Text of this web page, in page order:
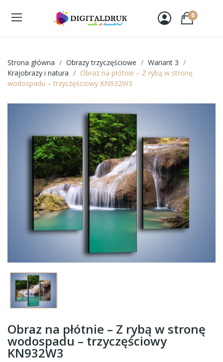
0
Strona główna Obrazy trzyczęściowe
Wariant 3
Krajobrazy i natura
Obraz na płótnie – Z rybą w stronę
wodospadu – trzyczęściowy KN932W3
Obraz na płótnie – Z rybą w stronę
wodospadu – trzyczęściowy
KN932W3